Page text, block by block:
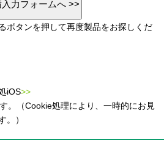
ボタンを押して再度製品をお探しくだ
iOS>>
。（Cookie処理により、一時的にお見
。）